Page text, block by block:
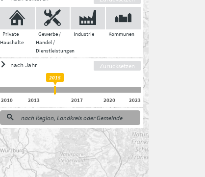
Private
Haushalte
Gewerbe /
Handel /
Dienstleistungen
Industrie Kommunen
nach Jahr Zurücksetzen
2015
2010 2013 2017 2020 2023